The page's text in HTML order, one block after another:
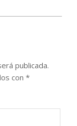
publicada.
con *